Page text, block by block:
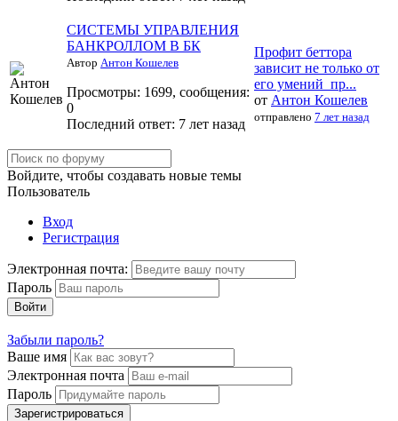
СИСТЕМЫ УПРАВЛЕНИЯ
БАНКРОЛЛОМ В БК
Автор Антон Кошелев
Просмотры: 1699, сообщения:
0
Последний ответ: 7 лет назад
Профит беттора
зависит не только от
его умений пр...
от Антон Кошелев
отправлено 7 лет назад
Войдите, чтобы создавать новые темы
Пользователь
Вход
Регистрация
Электронная почта:
Пароль
Войти
Забыли пароль?
Ваше имя
Электронная почта
Пароль
Зарегистрироваться